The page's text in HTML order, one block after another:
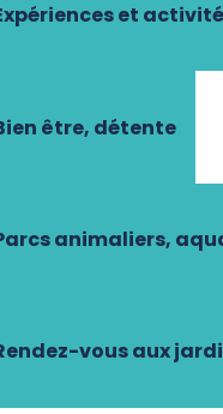
et
être, détente
animaliers,
vous aux
sur-Loire